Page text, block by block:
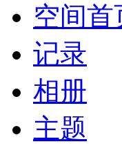
空间首
记录
相册
主题